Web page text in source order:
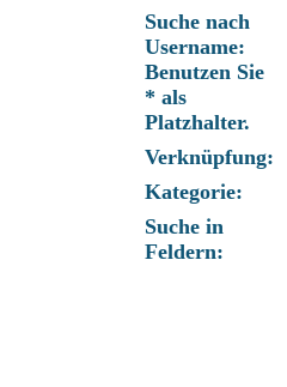
Suche nach
Username:
Benutzen Sie
* als
Platzhalter.
Verknüpfung:
Kategorie:
Suche in
Feldern: